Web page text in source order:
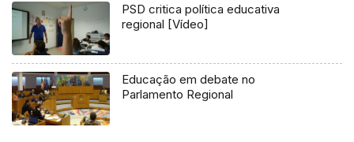
PSD critica política educativa
regional [Vídeo]
Educação em debate no
Parlamento Regional